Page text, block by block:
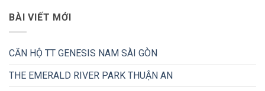
BÀI VIẾT MỚI
CĂN HỘ TT GENESIS NAM SÀI GÒN
THE EMERALD RIVER PARK THUẬN AN